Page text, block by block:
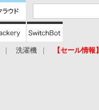
洗濯機
【セール情報】